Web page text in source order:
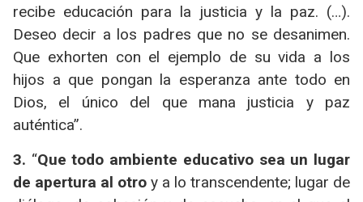
recibe educación para la justicia y la paz. (…).
Deseo decir a los padres que no se desanimen.
Que exhorten con el ejemplo de su vida a los
hijos a que pongan la esperanza ante todo en
Dios, el único del que mana justicia y paz
auténtica”.
3. “Que todo ambiente educativo sea un lugar
de apertura al otro y a lo transcendente; lugar de